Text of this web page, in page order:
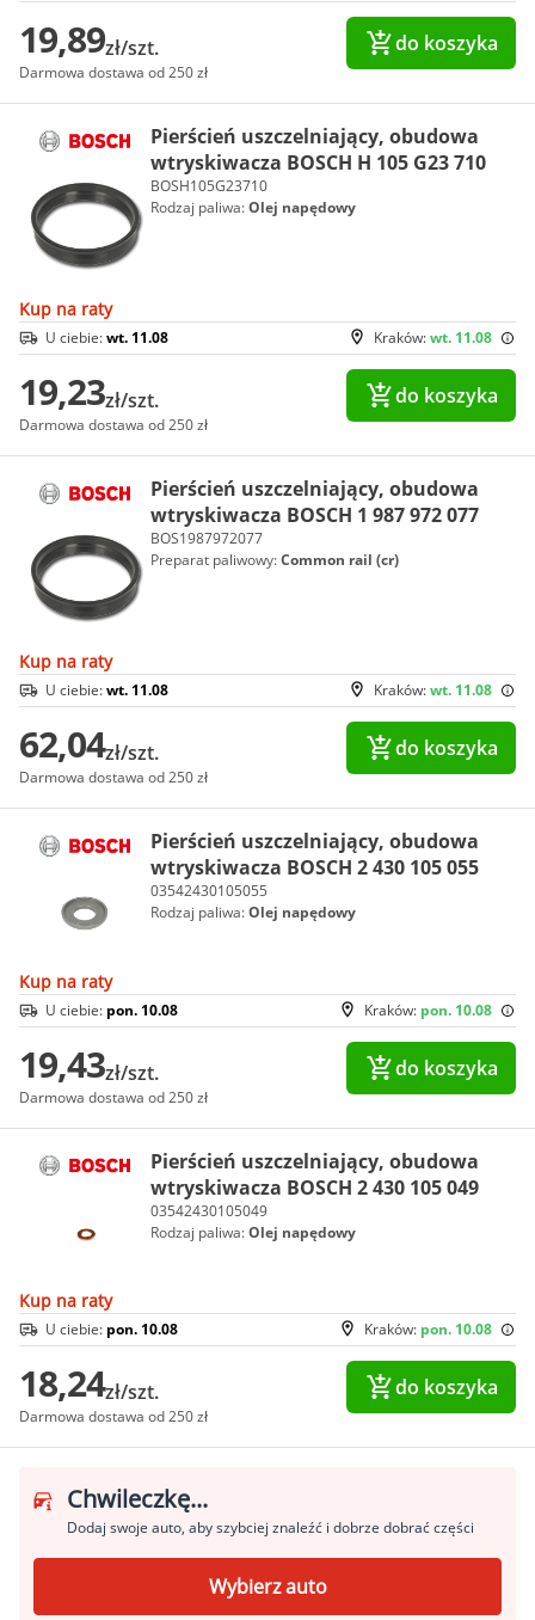
19,89zł/szt.
Darmowa dostawa od 250 zł
do koszyka
Pierścień uszczelniający, obudowa
wtryskiwacza BOSCH H 105 G23 710
BOSH105G23710
Rodzaj paliwa:Olej napędowy
Kup na raty
Kraków:wt. 11.08
U ciebie:wt. 11.08
19,23zł/szt.
Darmowa dostawa od 250 zł
do koszyka
Pierścień uszczelniający, obudowa
wtryskiwacza BOSCH 1 987 972 077
BOS1987972077
Preparat paliwowy:Common rail (cr)
Kup na raty
Kraków:wt. 11.08
U ciebie:wt. 11.08
62,04zł/szt.
Darmowa dostawa od 250 zł
do koszyka
Pierścień uszczelniający, obudowa
wtryskiwacza BOSCH 2 430 105 055
03542430105055
Rodzaj paliwa:Olej napędowy
Kup na raty
Kraków: pon. 10.08
U ciebie: pon. 10.08
19,43zł/szt.
Darmowa dostawa od 250 zł
do koszyka
Pierścień uszczelniający, obudowa
wtryskiwacza BOSCH 2 430 105 049
03542430105049
Rodzaj paliwa:Olej napędowy
Kup na raty
Kraków: pon. 10.08
U ciebie: pon. 10.08
18,24zł/szt.
Darmowa dostawa od 250 zł
do koszyka
Chwileczkę...
Dodaj swoje auto, aby szybciej znaleźć i dobrze dobrać części
Wybierz auto